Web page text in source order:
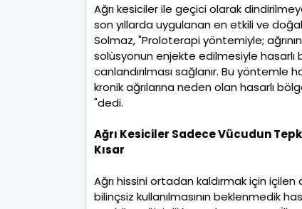
Ağrı kesiciler ile geçici olarak
son yıllarda uygulanan en etkili ve
Solmaz, "Proloterapi yöntemiyle;
solüsyonun enjekte edilmesiyle hasarlı
canlandırılması sağlanır. Bu
kronik ağrılarına neden olan hasarlı
"dedi.
Ağrı Kesiciler Sadece Vücudun
Kısar
Ağrı hissini ortadan kaldırmak için içilen
bilinçsiz kullanılmasının beklenmedik